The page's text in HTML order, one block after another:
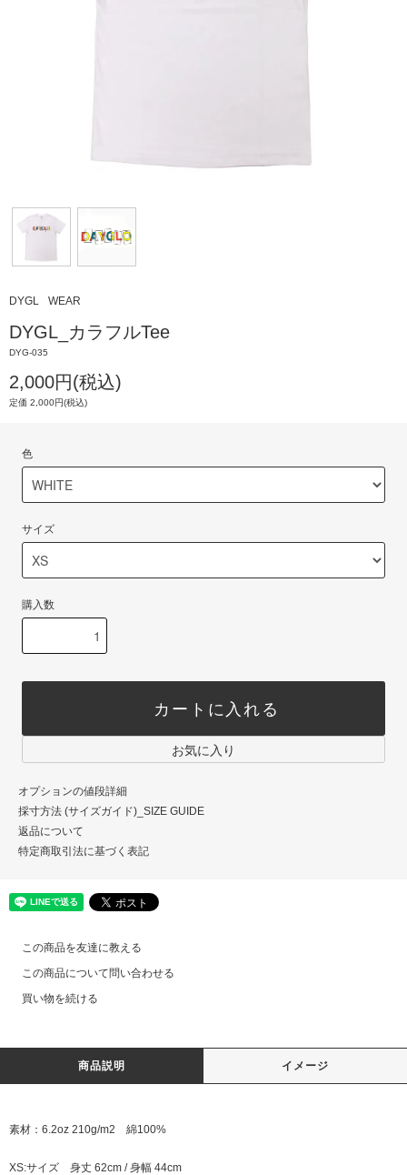
DYGL WEAR
DYGL_カラフルTee
DYG-035
2,000円(税込)
定価 2,000円(税込)
色
サイズ
購入数
カートに入れる
お気に入り
オプションの値段詳細
採寸方法 (サイズガイド)_SIZE GUIDE
返品について
特定商取引法に基づく表記
この商品を友達に教える
この商品について問い合わせる
買い物を続ける
商品説明 イメージ
素材：6.2oz 210g/m2 綿100%
XS:サイズ 身丈 62cm / 身幅 44cm